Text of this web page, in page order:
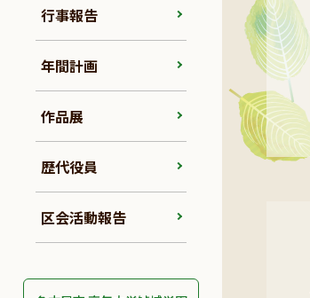
行事報告
年間計画
作品展
歴代役員
区会活動報告